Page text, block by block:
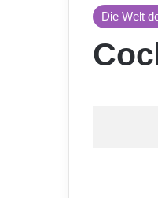
Die Welt